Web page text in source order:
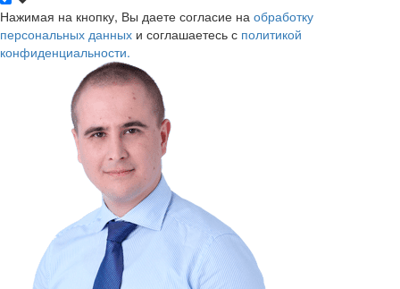
Нажимая на кнопку, Вы даете согласие на обработку
персональных данных и соглашаетесь с политикой
конфиденциальности.